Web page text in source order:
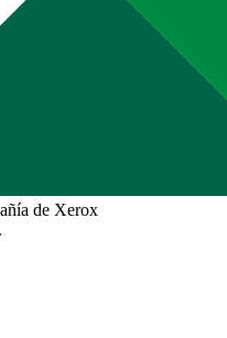
de Xerox